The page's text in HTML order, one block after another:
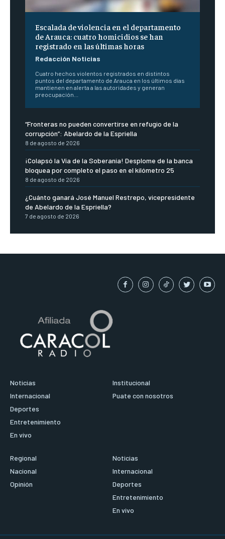
Escalada de violencia en el departamento
de Arauca: cuatro homicidios se han
registrado en las últimas horas
Redacción Noticias
Cuatro hechos violentos registrados en distintos
puntos del departamento de Arauca en los últimos días
mantienen en alerta a las autoridades y generan
preocupación...
“Fronteras no pueden convertirse en refugio de la
corrupción”: Abelardo de la Espriella
8 de agosto de 2026
¡Colapsó la Vía de la Soberanía! Desplome de la banca
bloquea por completo el paso en el kilómetro 25
8 de agosto de 2026
¿Cuánto ganará José Manuel Restrepo, vicepresidente
de Abelardo de la Espriella?
7 de agosto de 2026
Noticias
Internacional
Deportes
Entretenimiento
En vivo
Institucional
Puate con nosotros
Regional
Nacional
Opinión
Noticias
Internacional
Deportes
Entretenimiento
En vivo